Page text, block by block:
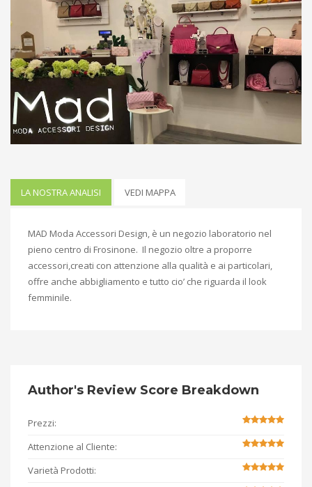
LA NOSTRA ANALISI VEDI MAPPA
MAD Moda Accessori Design, è un negozio laboratorio nel
pieno centro di Frosinone. Il negozio oltre a proporre
accessori,creati con attenzione alla qualità e ai particolari,
offre anche abbigliamento e tutto cio’ che riguarda il look
femminile.
Author's Review Score Breakdown
Prezzi:
Attenzione al Cliente:
Varietà Prodotti: